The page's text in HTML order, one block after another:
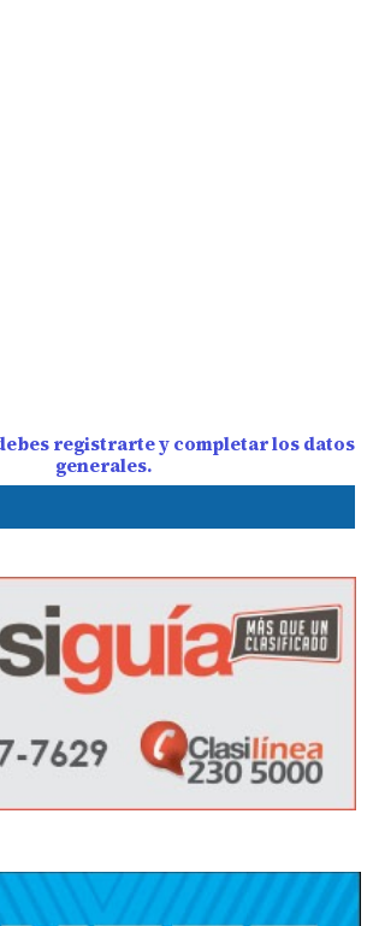
registrarte y completar los datos
generales.